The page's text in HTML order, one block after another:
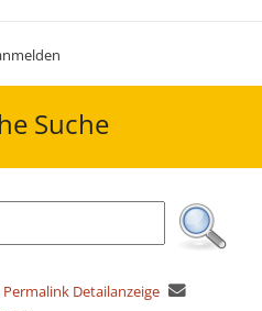
Suche
Permalink Detailanzeige